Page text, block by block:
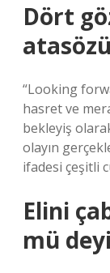
Dört
“Looking
hasret ve
bekleyiş
olayın
ifadesi çeşitli
Elini
mü